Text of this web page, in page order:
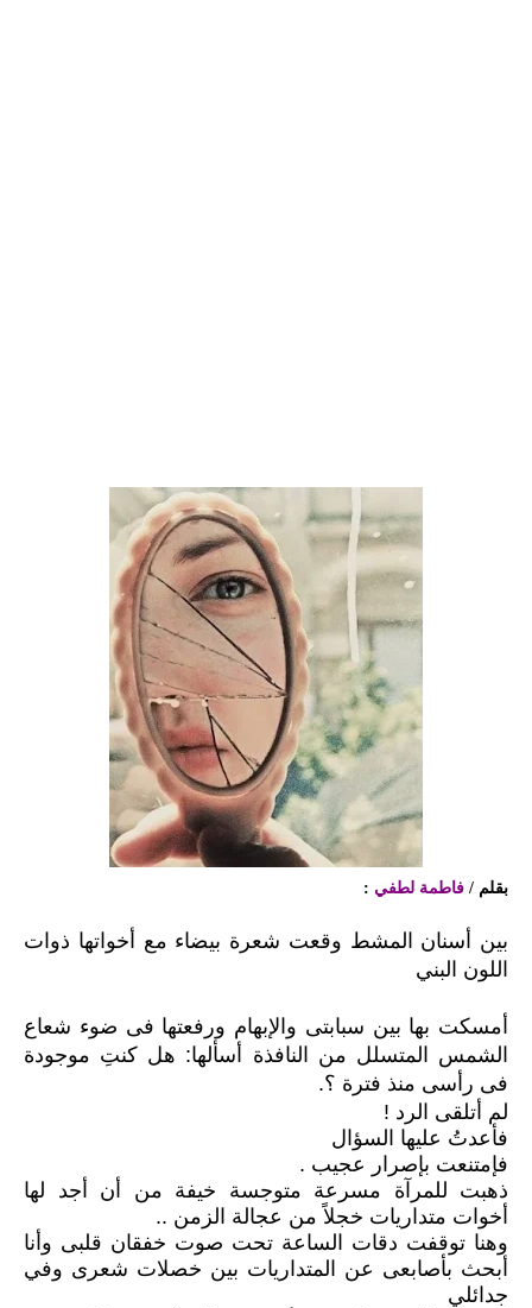
بقلم / فاطمة لطفي :
بين أسنان المشط وقعت شعرة بيضاء مع أخواتها ذوات
اللون البني
أمسكت بها بين سبابتى والإبهام ورفعتها فى ضوء شعاع
الشمس المتسلل من النافذة أسألها: هل كنتِ موجودة
فى رأسى منذ فترة ؟.
لم أتلقى الرد !
فأعدتُ عليها السؤال
فإمتنعت بإصرار عجيب .
ذهبت للمرآة مسرعة متوجسة خيفة من أن أجد لها
أخوات متداريات خجلاً من عجالة الزمن ..
وهنا توقفت دقات الساعة تحت صوت خفقان قلبى وأنا
أبحث بأصابعى عن المتداريات بين خصلات شعرى وفي
جدائلي